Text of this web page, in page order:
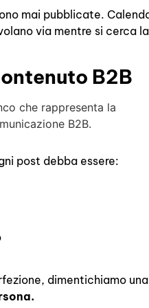
mai pubblicate.
via mentre si cerca
B2B
post debba essere:
dimentichiamo